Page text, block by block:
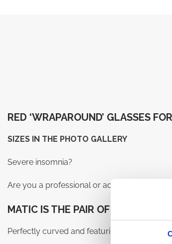
RED ‘WRAPAROUND’ GLASSES
SIZES IN THE PHOTO GALLERY
Severe insomnia?
Are you a professional or advanced athlete
MATIC IS THE PAIR OF GLASSES
Perfectly curved and featuring foam